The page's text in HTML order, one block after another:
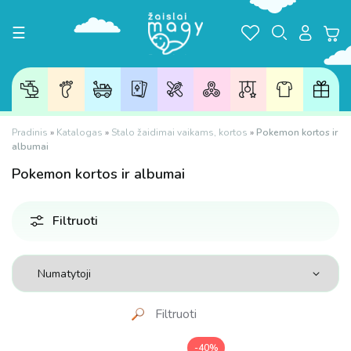
Toggle navigation
☰
Pradinis » Katalogas » Stalo žaidimai vaikams, kortos » Pokemon kortos ir
albumai
Pokemon kortos ir albumai
Filtruoti
Filtruoti
-40%